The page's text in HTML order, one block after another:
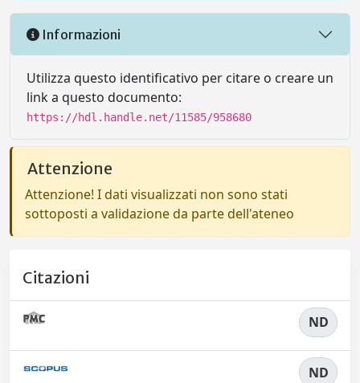
Informazioni
Utilizza questo identificativo per citare o creare un
link a questo documento:
https://hdl.handle.net/11585/958680
Attenzione
Attenzione! I dati visualizzati non sono stati
sottoposti a validazione da parte dell'ateneo
Citazioni
ND
ND